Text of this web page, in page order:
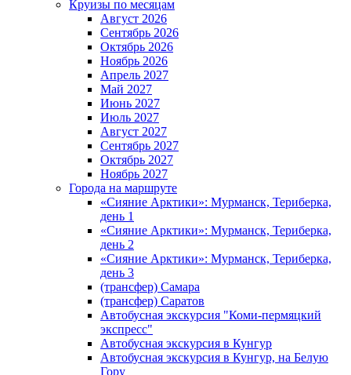
Круизы по месяцам
Август 2026
Сентябрь 2026
Октябрь 2026
Ноябрь 2026
Апрель 2027
Май 2027
Июнь 2027
Июль 2027
Август 2027
Сентябрь 2027
Октябрь 2027
Ноябрь 2027
Города на маршруте
«Сияние Арктики»: Мурманск, Териберка,
день 1
«Сияние Арктики»: Мурманск, Териберка,
день 2
«Сияние Арктики»: Мурманск, Териберка,
день 3
(трансфер) Самара
(трансфер) Саратов
Автобусная экскурсия "Коми-пермяцкий
экспресс"
Автобусная экскурсия в Кунгур
Автобусная экскурсия в Кунгур, на Белую
Гору